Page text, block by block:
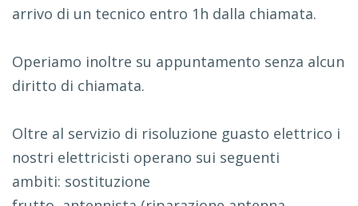
arrivo di un tecnico entro 1h dalla chiamata.
Operiamo inoltre su appuntamento senza alcun
diritto di chiamata.
Oltre al servizio di risoluzione guasto elettrico i
nostri elettricisti operano sui seguenti
ambiti: sostituzione